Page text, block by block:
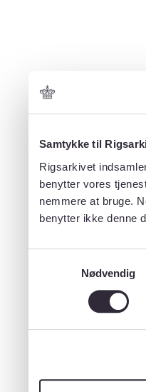
Samtykke til
Rigsarkivet
benytter vores
nemmere at bruge.
benytter ikke denne
Nødvendig